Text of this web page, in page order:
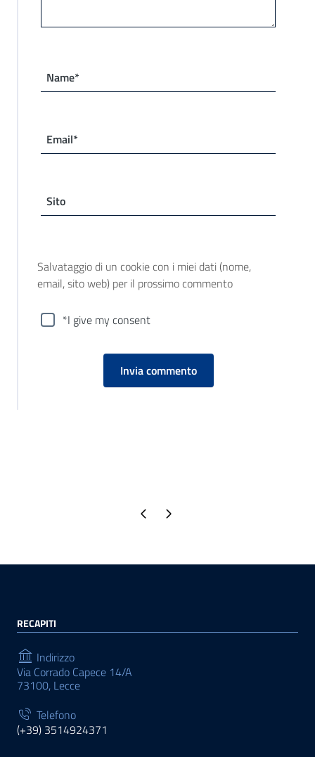
Name*
Email*
Sito
Salvataggio di un cookie con i miei dati (nome,
email, sito web) per il prossimo commento
*I give my consent
Pagina precedente
Pagina successiva
RECAPITI
Indirizzo
Via Corrado Capece 14/A
73100, Lecce
Telefono
(+39) 3514924371